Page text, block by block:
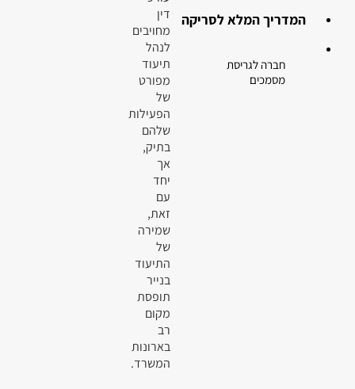
דין
מחויבים
לנהל
תיעוד
מפורט
של
הפעילות
שלהם
בתיק,
אך
יחד
עם
זאת,
שמירה
של
התיעוד
בנייר
תופסת
מקום
רב
בארונות
המשרד.
המדריך המלא לסריקה
חברה לגריסת
מסמכים